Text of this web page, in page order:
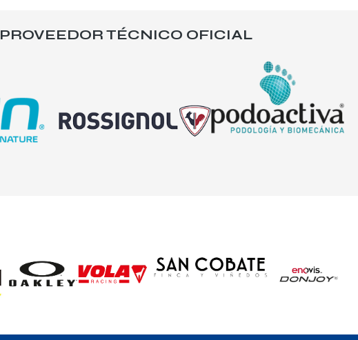
PROVEEDOR TÉCNICO OFICIAL